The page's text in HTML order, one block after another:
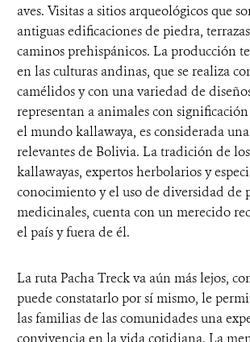
aves. Visitas a sitios arqueológicos que
antiguas edificaciones de piedra,
caminos prehispánicos. La producción
en las culturas andinas, que se realiza
camélidos y con una variedad de
representan a animales con
el mundo kallawaya, es considerada
relevantes de Bolivia. La tradición de
kallawayas, expertos herbolarios y
conocimiento y el uso de diversidad de
medicinales, cuenta con un merecido
el país y fuera de él.
La ruta Pacha Treck va aún más lejos,
puede constatarlo por sí mismo, le
las familias de las comunidades una
convivencia en la vida cotidiana. La